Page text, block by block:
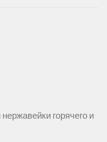
горячего и